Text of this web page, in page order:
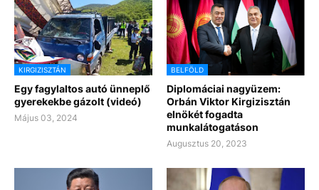
KIRGIZISZTÁN
Egy fagylaltos autó ünneplő
gyerekekbe gázolt (videó)
Május 03, 2024
BELFÖLD
Diplomáciai nagyüzem:
Orbán Viktor Kirgizisztán
elnökét fogadta
munkalátogatáson
Augusztus 20, 2023